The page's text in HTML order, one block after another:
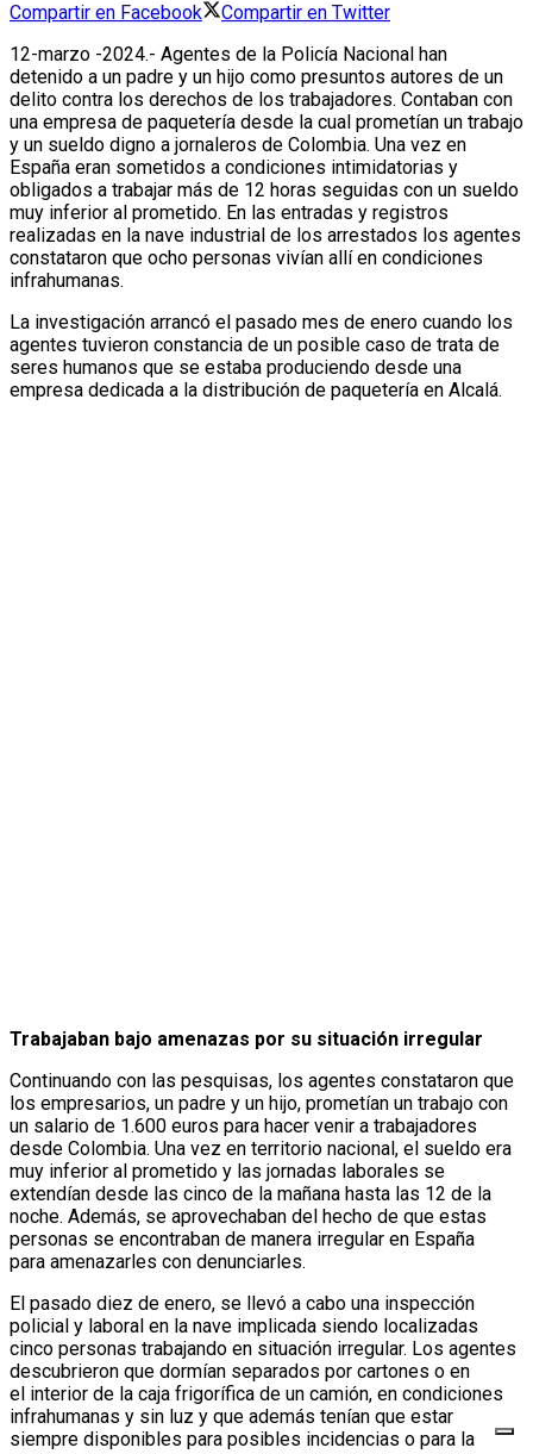
Compartir en Facebook
Compartir en Twitter
12-marzo -2024.- Agentes de la Policía Nacional han
detenido a un padre y un hijo como presuntos autores de un
delito contra los derechos de los trabajadores. Contaban con
una empresa de paquetería desde la cual prometían un trabajo
y un sueldo digno a jornaleros de Colombia. Una vez en
España eran sometidos a condiciones intimidatorias y
obligados a trabajar más de 12 horas seguidas con un sueldo
muy inferior al prometido. En las entradas y registros
rea lizadas en la nave industrial de los arrestados los agentes
constataron que ocho personas vivían allí en condiciones
infrahumanas.
La investigación arrancó el pasado mes de enero cuando los
agentes tuvieron constancia de un posible caso de trata de
seres humanos que se estaba produciendo desde una
empresa dedicada a la distribución de paquetería en Alcalá.
Trabajaban bajo amenazas por su situación irregular
Continuando con las pesquisas, los agentes constataron que
los empresarios, un padre y un hijo, prometían un trabajo con
un salario de 1.600 euros para hacer venir a trabajadores
desde Colombia. Una vez en territorio nacional, el suel do era
muy inferior al prometido y las jornadas laborales se
extendían desde las cinco de la mañana hasta las 12 de la
noche. Además, se aprovechaban del hecho de que estas
personas se encontraban de manera irregular en España
para amenazarles con denunciarles.
El pasado diez de enero, se llevó a cabo una inspección
policial y laboral en la nave implicada siendo localizadas
cinco personas trabajando en situación irregular. Los agentes
descubrieron que dormían separados por cartones o en
el interior de la caja frigorífica de un camión, en condiciones
infrahumanas y sin luz y que además tenían que estar
siempre disponibles para posibles incidencias o para la